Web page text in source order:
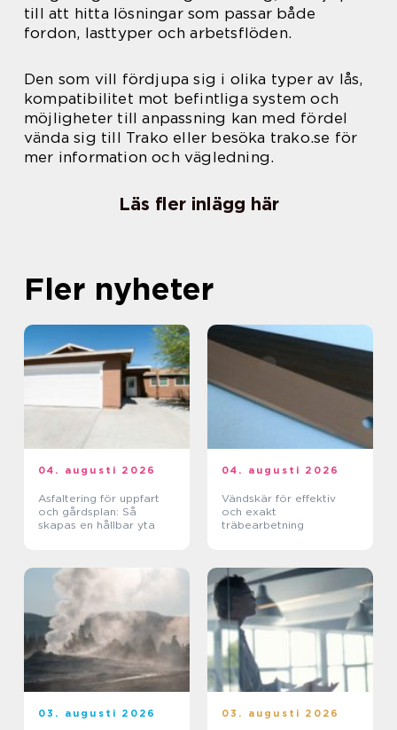
till att hitta lösningar som passar både
fordon, lasttyper och arbetsflöden.
Den som vill fördjupa sig i olika typer av lås,
kompatibilitet mot befintliga system och
möjligheter till anpassning kan med fördel
vända sig till Trako eller besöka trako.se för
mer information och vägledning.
Läs fler inlägg här
Fler nyheter
04. augusti 2026
Asfaltering för uppfart
och gårdsplan: Så
skapas en hållbar yta
04. augusti 2026
Vändskär för effektiv
och exakt
träbearbetning
03. augusti 2026 03. augusti 2026